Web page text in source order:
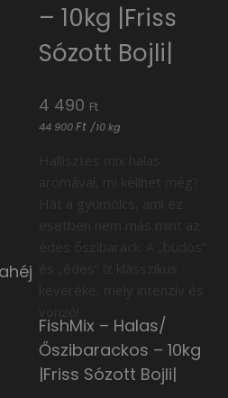
– 10kg |Friss
Sózott Bojli|
4 490 Ft
44 900Ft /10 kg
FishMix – Halas/
Őszibarackos – 10kg
|Friss Sózott Bojli|